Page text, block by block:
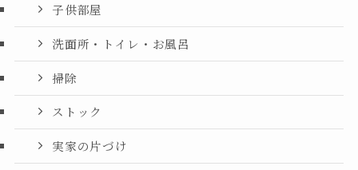
子供部屋
洗面所・トイレ・お風呂
掃除
ストック
実家の片づけ